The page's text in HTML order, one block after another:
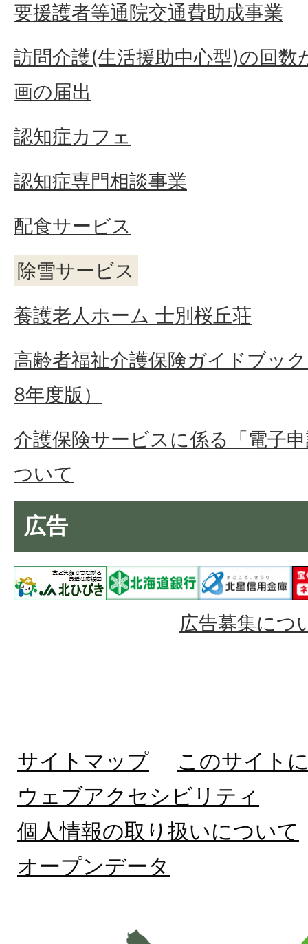
要援護者等通院交通費助成事業
訪問介護(生活援助中心型)の回数
画の届出
認知症カフェ
認知症専門相談事業
配食サービス
除雪サービス
養護老人ホーム 士別桜丘荘
高齢者福祉介護保険ガイドブッ
8年度版）
介護保険サービスに係る「電子
ついて
広告
広告募集につ
サイトマップ
このサイト
ウェブアクセシビリティ
個人情報の取り扱いについて
オープンデータ